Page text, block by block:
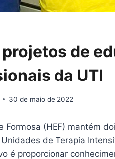
projetos de
da UTI
30 de maio de 2022
Formosa (HEF) mantém
de Terapia
é proporcionar